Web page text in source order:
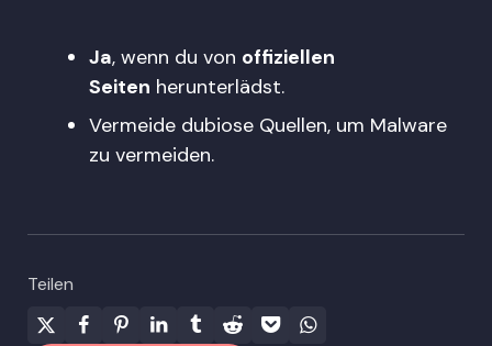
Ja, wenn du von offiziellen
Seiten herunterlädst.
Vermeide dubiose Quellen, um Malware
zu vermeiden.
Teilen